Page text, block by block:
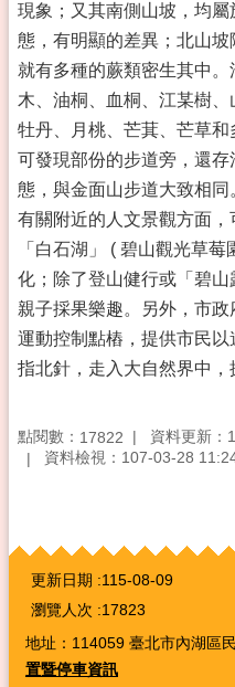
現象；又其南側山坡，均
態，有明顯的差異；北山坡
就有多種的蕨類密生其中
木、油桐、血桐、江某樹
牡丹、月桃、芒萁、芒草
可發現部份的步道旁，還
態，與金面山步道大致相同
有關附近的人文景觀方面
「白石湖」 ( 碧山觀光草
化；除了登山健行或「碧
親子採果樂趣。另外，市
運動控制點樁，提供市民
指北針，走入大自然界中，
點閱數： 17822
資料更新：
資料檢視：107-03-28
:::
更新日期
115-08-09
瀏覽人次
17823
地址：114059 臺北市內湖區
置暨停車資訊